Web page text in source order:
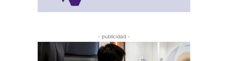
- publicidad -